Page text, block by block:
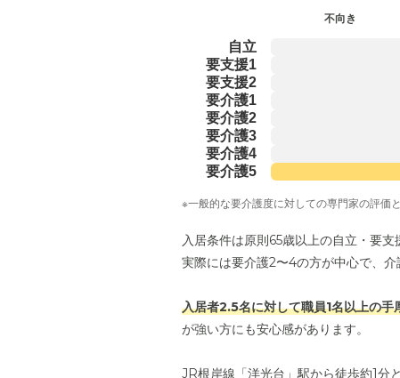
不向き
自立
要支援1
要支援2
要介護1
要介護2
要介護3
要介護4
要介護5
※一般的な要介護度に対しての専門家の評価
入居条件は原則65歳以上の自立・要支
実際には要介護2〜4の方が中心で、
入居者2.5名に対して職員1名以上の手
が強い方にも安心感があります。
JR根岸線「洋光台」駅から徒歩約1分